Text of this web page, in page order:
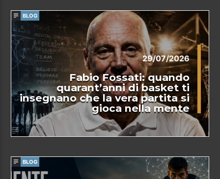
BLOG
29/07/2026
Fabio Fossati: quando
quarant’anni di basket ti
insegnano che la vera partita si
gioca nella mente
BLOG